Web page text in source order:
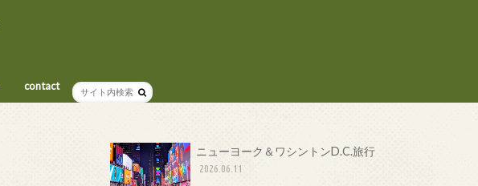
contact
ニューヨーク＆ワシントンD.C.旅行
2026.06.11